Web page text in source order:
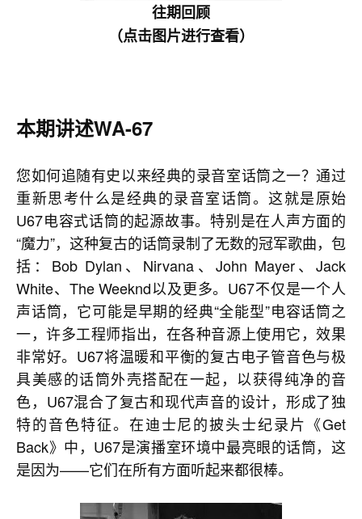
往期回顾
（点击图片进行查看）
本期讲述WA-67
您如何追随有史以来经典的录音室话筒之一？通过
重新思考什么是经典的录音室话筒。这就是原始
U67电容式话筒的起源故事。特别是在人声方面的
“魔力”，这种复古的话筒录制了无数的冠军歌曲，包
括：Bob Dylan、Nirvana、John Mayer、Jack
White、The Weeknd以及更多。U67不仅是一个人
声话筒，它可能是早期的经典“全能型”电容话筒之
一，许多工程师指出，在各种音源上使用它，效果
非常好。U67将温暖和平衡的复古电子管音色与极
具美感的话筒外壳搭配在一起，以获得纯净的音
色，U67混合了复古和现代声音的设计，形成了独
特的音色特征。在迪士尼的披头士纪录片《Get
Back》中，U67是演播室环境中最亮眼的话筒，这
是因为——它们在所有方面听起来都很棒。